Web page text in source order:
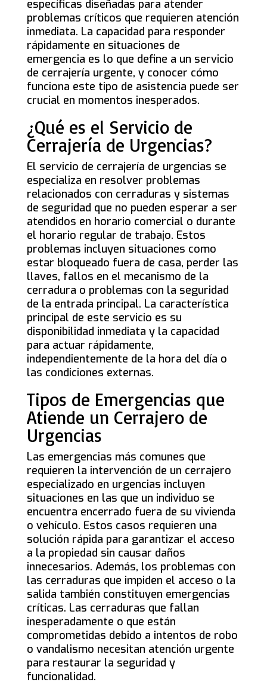
específicas diseñadas para atender
problemas críticos que requieren atención
inmediata. La capacidad para responder
rápidamente en situaciones de
emergencia es lo que define a un servicio
de cerrajería urgente, y conocer cómo
funciona este tipo de asistencia puede ser
crucial en momentos inesperados.
¿Qué es el Servicio de
Cerrajería de Urgencias?
El servicio de cerrajería de urgencias se
especializa en resolver problemas
relacionados con cerraduras y sistemas
de seguridad que no pueden esperar a ser
atendidos en horario comercial o durante
el horario regular de trabajo. Estos
problemas incluyen situaciones como
estar bloqueado fuera de casa, perder las
llaves, fallos en el mecanismo de la
cerradura o problemas con la seguridad
de la entrada principal. La característica
principal de este servicio es su
disponibilidad inmediata y la capacidad
para actuar rápidamente,
independientemente de la hora del día o
las condiciones externas.
Tipos de Emergencias que
Atiende un Cerrajero de
Urgencias
Las emergencias más comunes que
requieren la intervención de un cerrajero
especializado en urgencias incluyen
situaciones en las que un individuo se
encuentra encerrado fuera de su vivienda
o vehículo. Estos casos requieren una
solución rápida para garantizar el acceso
a la propiedad sin causar daños
innecesarios. Además, los problemas con
las cerraduras que impiden el acceso o la
salida también constituyen emergencias
críticas. Las cerraduras que fallan
inesperadamente o que están
comprometidas debido a intentos de robo
o vandalismo necesitan atención urgente
para restaurar la seguridad y
funcionalidad.